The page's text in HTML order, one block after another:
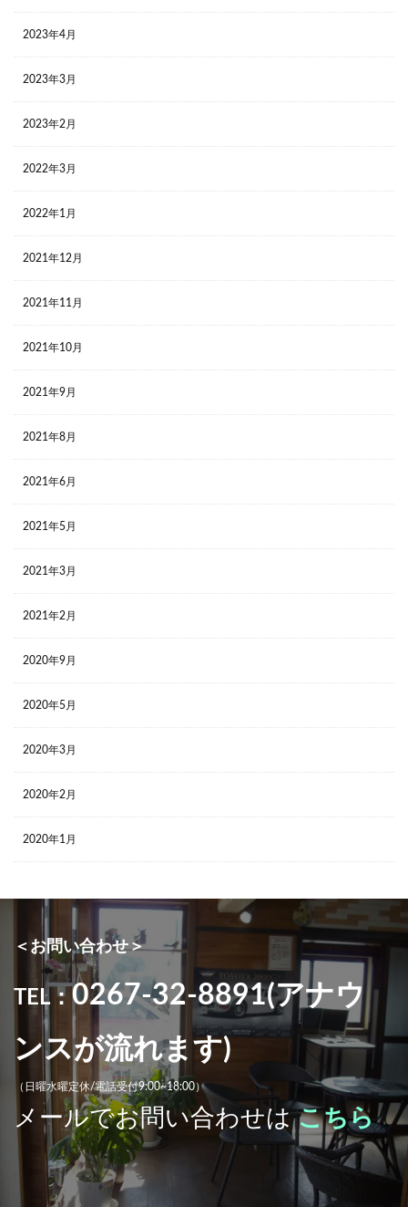
2023年4月
2023年3月
2023年2月
2022年3月
2022年1月
2021年12月
2021年11月
2021年10月
2021年9月
2021年8月
2021年6月
2021年5月
2021年3月
2021年2月
2020年9月
2020年5月
2020年3月
2020年2月
2020年1月
＜お問い合わせ＞
TEL： 0267-32-8891(アナウ
ンスが流れます)
（日曜水曜定休/電話受付9:00~18:00）
メールでお問い合わせはこちら